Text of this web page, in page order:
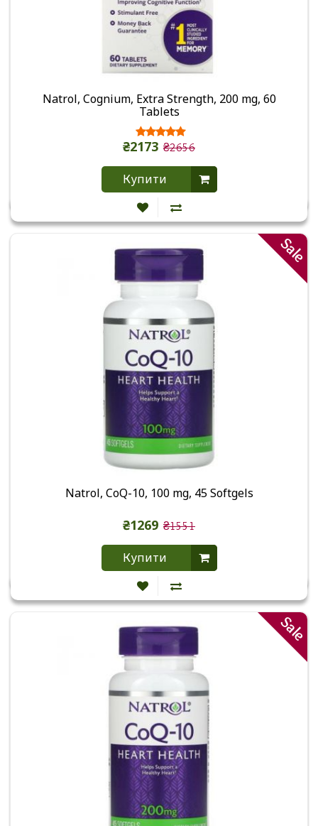
Natrol, Cognium, Extra Strength, 200 mg, 60
Tablets
₴2173 ₴2656
Купити
Sale
Natrol, CoQ-10, 100 mg, 45 Softgels
₴1269 ₴1551
Купити
Sale